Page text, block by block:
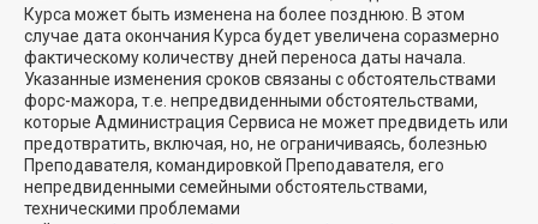
Курса может быть изменена на более позднюю. В этом
случае дата окончания Курса будет увеличена соразмерно
фактическому количеству дней переноса даты начала.
Указанные изменения сроков связаны с обстоятельствами
форс-мажора, т.е. непредвиденными обстоятельствами,
которые Администрация Сервиса не может предвидеть или
предотвратить, включая, но, не ограничиваясь, болезнью
Преподавателя, командировкой Преподавателя, его
непредвиденными семейными обстоятельствами,
техническими проблемами